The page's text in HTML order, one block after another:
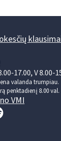
17.00, V 8.00-
valanda trumpiau.
penktadienį 8.00 val.
VMI